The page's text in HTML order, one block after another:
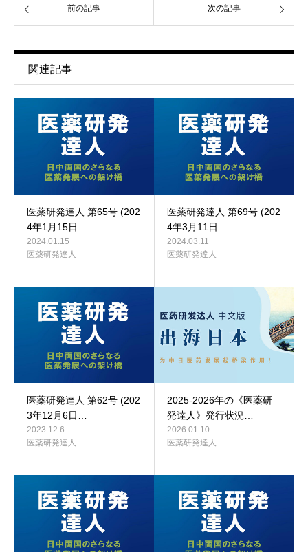
前の記事 次の記事
関連記事
医薬研発達人 第65号 (202
4年1月15日…
2024.01.15
医薬研発達人
医薬研発達人 第69号 (202
4年3月11日…
2024.03.11
医薬研発達人
医薬研発達人 第62号 (202
3年12月6日…
2023.12.6
医薬研発達人
2025-2026年の《医薬研
発達人》発行状況…
2026.01.10
医薬研発達人